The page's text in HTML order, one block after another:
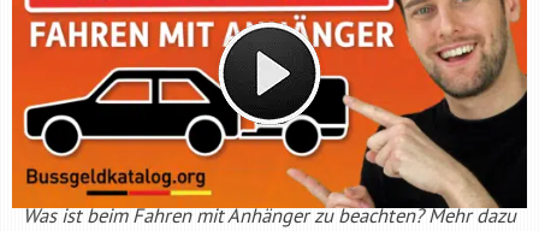
Was ist beim Fahren mit Anhänger zu beachten? Mehr dazu